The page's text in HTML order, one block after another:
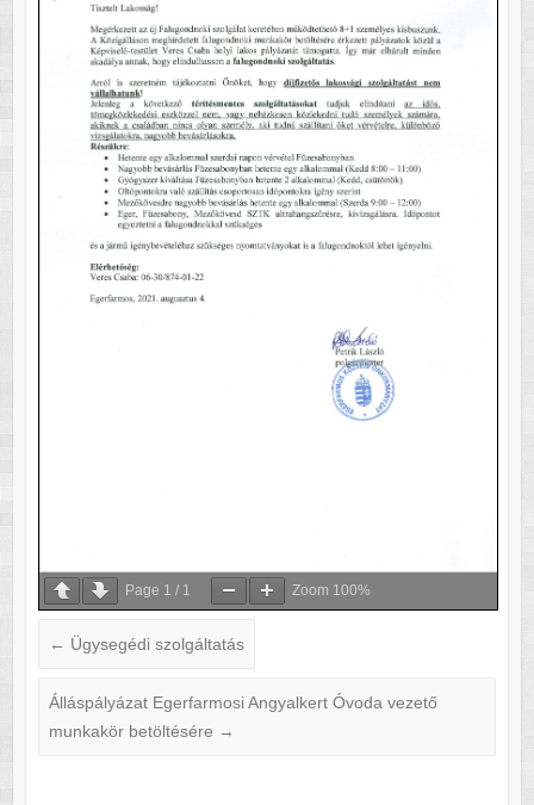
Page 1 / 1 Zoom 100%
← Ügysegédi szolgáltatás
Álláspályázat Egerfarmosi Angyalkert Óvoda vezető
munkakör betöltésére →